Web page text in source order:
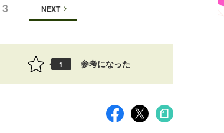
3 NEXT
1 参考になった